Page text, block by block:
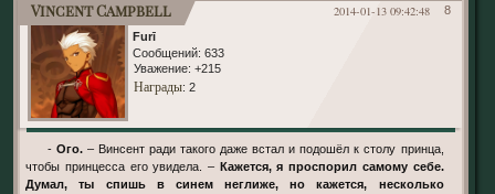
8
2014-01-13 09:42:48
Vincent Campbell
Furī
Сообщений: 633
Уважение: +215
Награды: 2
-Ого. – Винсент ради такого даже встал и подошёл к столу принца,
чтобы принцесса его увидела. – Кажется, я проспорил самому себе.
Думал, ты спишь в синем неглиже, но кажется, несколько